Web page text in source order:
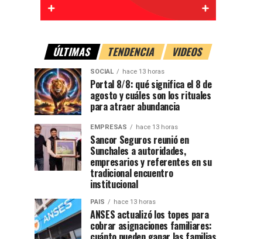
ÚLTIMAS TENDENCIA VIDEOS
SOCIAL hace 13 horas
Portal 8/8: qué significa el 8 de
agosto y cuáles son los rituales
para atraer abundancia
EMPRESAS hace 13 horas
Sancor Seguros reunió en
Sunchales a autoridades,
empresarios y referentes en su
tradicional encuentro
institucional
PAIS hace 13 horas
ANSES actualizó los topes para
cobrar asignaciones familiares: